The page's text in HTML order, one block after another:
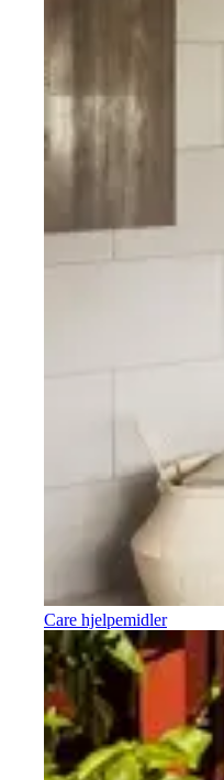
Care hjelpemidler